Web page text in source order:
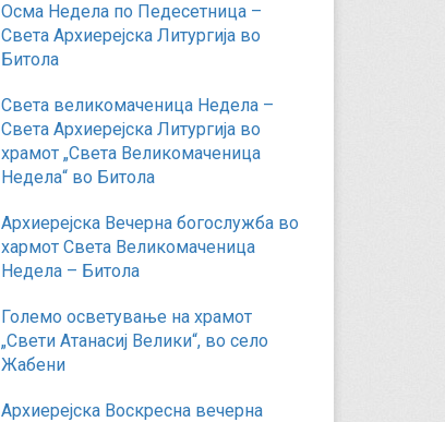
Осма Недела по Педесетница –
Света Архиерејска Литургија во
Битола
Света великомаченица Недела –
Света Архиерејска Литургија во
храмот „Света Великомаченица
Недела“ во Битола
Архиерејска Вечерна богослужба во
хармот Света Великомаченица
Недела – Битола
Големо осветување на храмот
„Свети Атанасиј Велики“, во село
Жабени
Архиерејска Воскресна вечерна